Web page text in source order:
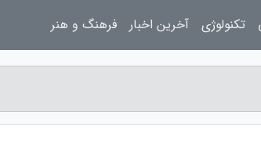
تکنولوژی آخرین اخبار فرهنگ و هنر